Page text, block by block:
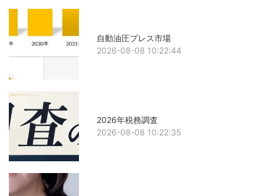
自動油圧プレス市場
2026-08-08 10:22:44
2026年税務調査
2026-08-08 10:22:35